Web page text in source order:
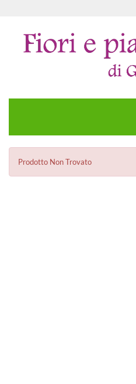
Prodotto Non Trovato